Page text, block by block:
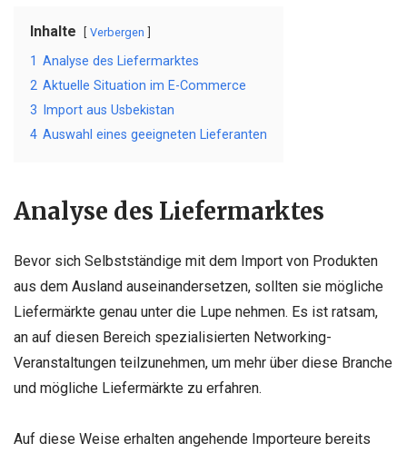
Inhalte Verbergen
1 Analyse des Liefermarktes
2 Aktuelle Situation im E-Commerce
3
Import aus Usbekistan
4 Auswahl eines geeigneten Lieferanten
Analyse des Liefermarktes
Bevor sich Selbstständige mit dem Import von Produkten
aus dem Ausland auseinandersetzen, sollten sie mögliche
Liefermärkte genau unter die Lupe nehmen. Es ist ratsam,
an auf diesen Bereich spezialisierten Networking-
Veranstaltungen teilzunehmen, um mehr über diese Branche
und mögliche Liefermärkte zu erfahren.
Auf diese Weise erhalten angehende Importeure bereits